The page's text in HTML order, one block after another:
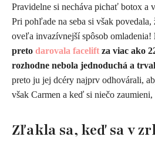
​Pravidelne si necháva pichať botox a
Pri pohľade na seba si však povedala,
oveľa invazívnejší spôsob omladenia!
preto darovala facelift za viac ako
rozhodne nebola jednoduchá a
preto ju jej dcéry najprv odhovárali,
však Carmen a keď si niečo
Zľakla sa, keď sa v